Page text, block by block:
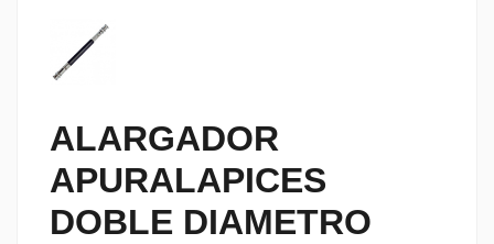
ALARGADOR
APURALAPICES
DOBLE DIAMETRO